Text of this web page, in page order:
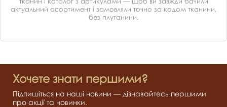
актуальний асортимент і замовляли точно за кодом тканини,
без плутанини.
Хочете знати першими?
Підпишіться на наші новини — дізнавайтесь першими
про акції та новинки.